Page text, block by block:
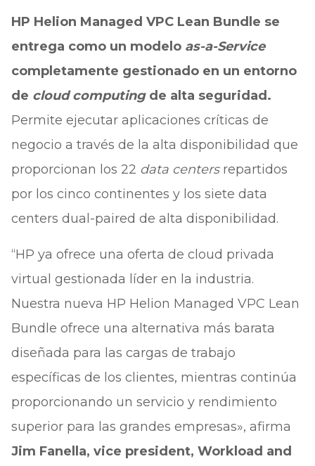
HP Helion Managed VPC Lean Bundle se
entrega como un modeloas-a-Service
completamente gestionado en un entorno
de cloud computing de alta seguridad.
Permite ejecutar aplicaciones críticas de
negocio a través de la alta disponibilidad que
proporcionan los 22 data centers repartidos
por los cinco continentes y los siete data
centers dual-paired de alta disponibilidad.
“HP ya ofrece una oferta de cloud privada
virtual gestionada líder en la industria.
Nuestra nueva HP Helion Managed VPC Lean
Bundle ofrece una alternativa más barata
diseñada para las cargas de trabajo
específicas de los clientes, mientras continúa
proporcionando un servicio y rendimiento
superior para las grandes empresas», afirma
Jim Fanella, vice president, Workload and